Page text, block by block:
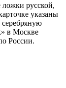
русской,
указаны
в Москве
России.